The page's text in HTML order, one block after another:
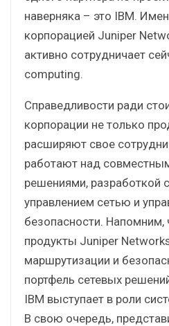
наверняка – это IBM.
корпорацией Juniper
активно сотрудничает
computing.
Справедливости ради
корпорации не только
расширяют свое
работают над
решениями, разработкой
управлением сетью и
безопасности. Напомним,
продукты Juniper
маршрутизации и
портфель сетевых
IBM выступает в роли
В свою очередь,